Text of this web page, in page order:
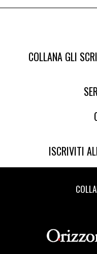
COLLANA GLI
ISCRIVITI